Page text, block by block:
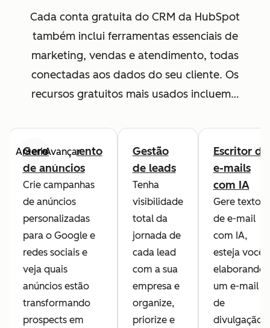
Cada conta gratuita do CRM da HubSpot
também inclui ferramentas essenciais de
marketing, vendas e atendimento, todas
conectadas aos dados do seu cliente. Os
recursos gratuitos mais usados incluem…
AnteriorAvançar
Gerenciamento
de anúncios
Crie campanhas
de anúncios
personalizadas
para o Google e
redes sociais e
veja quais
anúncios estão
transformando
prospects em
Gestão
de leads
Tenha
visibilidade
total da
jornada de
cada lead
com a sua
empresa e
organize,
priorize e
Escritor de
e-mails
com IA
Gere textos
de e-mail
com IA,
esteja você
elaborando
um e-mail
de
divulgação